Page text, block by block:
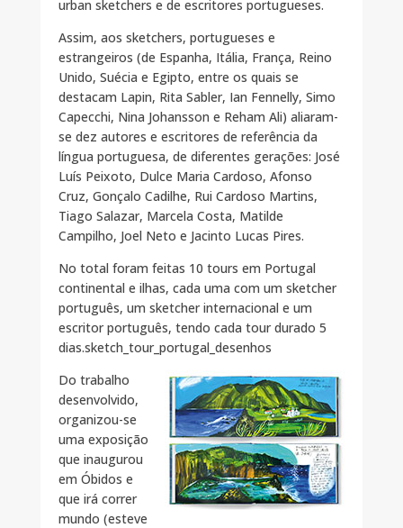
urban sketchers e de escritores portugueses.
Assim, aos sketchers, portugueses e
estrangeiros (de Espanha, Itália, França, Reino
Unido, Suécia e Egipto, entre os quais se
destacam Lapin, Rita Sabler, Ian Fennelly, Simo
Capecchi, Nina Johansson e Reham Ali) aliaram-
se dez autores e escritores de referência da
língua portuguesa, de diferentes gerações: José
Luís Peixoto, Dulce Maria Cardoso, Afonso
Cruz, Gonçalo Cadilhe, Rui Cardoso Martins,
Tiago Salazar, Marcela Costa, Matilde
Campilho, Joel Neto e Jacinto Lucas Pires.
No total foram feitas 10 tours em Portugal
continental e ilhas, cada uma com um sketcher
português, um sketcher internacional e um
escritor português, tendo cada tour durado 5
dias.sketch_tour_portugal_desenhos
Do trabalho
desenvolvido,
organizou-se
uma exposição
que inaugurou
em Óbidos e
que irá correr
mundo (esteve